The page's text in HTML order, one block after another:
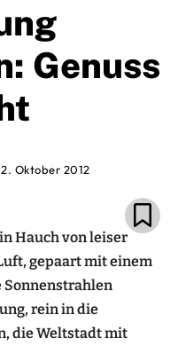
Genuss
Oktober 2012
Hauch von leiser
gepaart mit einem
Sonnenstrahlen
rein in die
die Weltstadt mit